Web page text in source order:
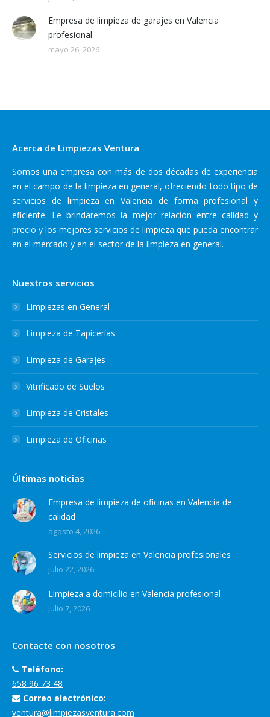
Empresa de limpieza de garajes en Valencia
profesional
mayo 26, 2026
Acerca de Limpiezas Ventura
Somos una empresa con más de dos décadas de experiencia
en el campo de la limpieza en general, ofreciendo todo tipo de
servicios de limpieza en Valencia de forma profesional y
eficiente. Le brindaremos la mejor relación entre calidad y
precio y los mejores servicios de limpieza que pueda encontrar
en el mercado y en el sector de la limpieza en general.
Nuestros servicios
Limpiezas en General
Limpieza de Tapicerías
Limpieza de Garajes
Vitrificado de Suelos
Limpieza de Cristales
Limpieza de Oficinas
Últimas noticias
Empresa de limpieza de oficinas en Valencia de
calidad
agosto 4, 2026
Servicios de limpieza en Valencia profesionales
julio 22, 2026
Limpieza a domicilio en Valencia profesional
julio 7, 2026
Contacte con nosotros
Teléfono:
658 96 73 48
Correo electrónico:
ventura@limpiezasventura.com